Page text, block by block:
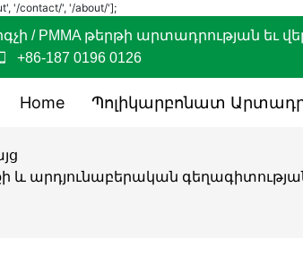
'/contact/', '/about/'];
/ PMMA թերթի արտադրության
+86-187 0196 0126
Home Պոլիկարբոնատ
և արդյունաբերական